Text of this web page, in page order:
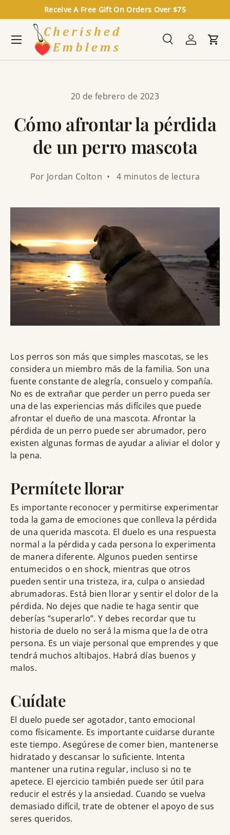
Ir al contenido
Receive A Free Gift On Orders Over $75
Buscar
BuscarIniciar
Menú
20 de febrero de 2023
Cómo afrontar la pérdida
de un perro mascota
Por Jordan Colton • 4 minutos de lectura
Los perros son más que simples mascotas, se les
considera un miembro más de la familia. Son una
fuente constante de alegría, consuelo y compañía.
No es de extrañar que perder un perro pueda ser
una de las experiencias más difíciles que puede
afrontar el dueño de una mascota. Afrontar la
pérdida de un perro puede ser abrumador, pero
existen algunas formas de ayudar a aliviar el dolor y
la pena.
Permítete llorar
Es importante reconocer y permitirse experimentar
toda la gama de emociones que conlleva la pérdida
de una querida mascota. El duelo es una respuesta
normal a la pérdida y cada persona lo experimenta
de manera diferente. Algunos pueden sentirse
entumecidos o en shock, mientras que otros
pueden sentir una tristeza, ira, culpa o ansiedad
abrumadoras. Está bien llorar y sentir el dolor de la
pérdida. No dejes que nadie te haga sentir que
deberías “superarlo”. Y debes recordar que tu
historia de duelo no será la misma que la de otra
persona. Es un viaje personal que emprendes y que
tendrá muchos altibajos. Habrá días buenos y
malos.
Cuídate
El duelo puede ser agotador, tanto emocional
como físicamente. Es importante cuidarse durante
este tiempo. Asegúrese de comer bien, mantenerse
hidratado y descansar lo suficiente. Intenta
mantener una rutina regular, incluso si no te
apetece. El ejercicio también puede ser útil para
reducir el estrés y la ansiedad. Cuando se vuelva
demasiado difícil, trate de obtener el apoyo de sus
seres queridos.